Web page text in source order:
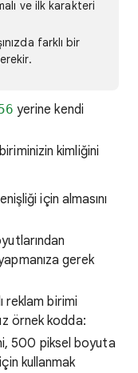
ve ilk karakteri
farklı bir
yerine kendi
kimliğini
için almasını
gerek
reklam birimi
örnek kodda:
500 piksel boyuta
kullanmak